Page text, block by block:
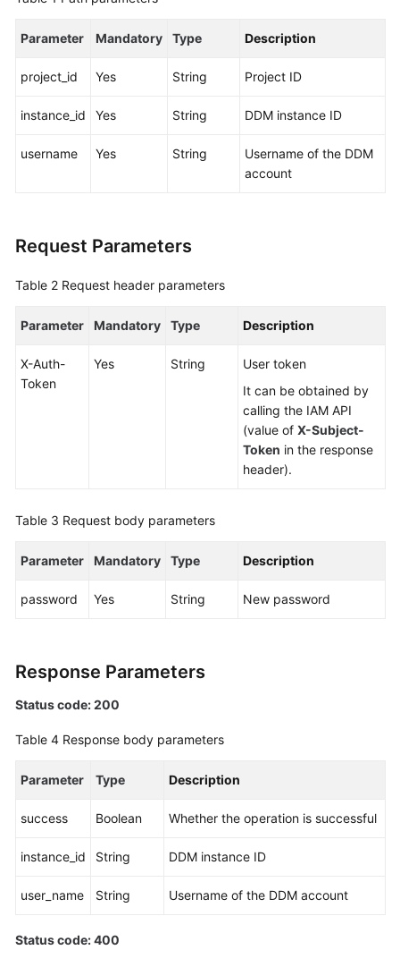
Practices
Performance
Paper
Videos
More
General
Reference
Service
Agreement
White
Endpoints
Permissions
Parameter Mandatory Type Description
project_id Yes String Project ID
instance_id Yes String DDM instance ID
username Yes String
Username of the DDM
account
Request Parameters
Table 2 Request header parameters
Parameter Mandatory Type Description
X-Auth-
Token
Yes String
User token
It can be obtained by
calling the IAM API
(value of X-Subject-
Token in the response
header).
Table 3 Request body parameters
Parameter Mandatory Type Description
password Yes String New password
Response Parameters
Status code: 200
Table 4 Response body parameters
Parameter Type Description
success Boolean Whether the operation is successful
instance_id String DDM instance ID
user_name String Username of the DDM account
Status code: 400